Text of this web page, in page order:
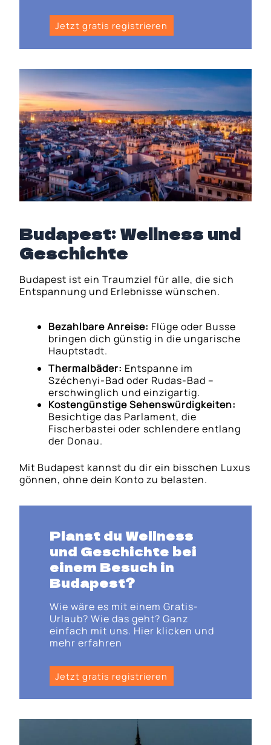
Jetzt gratis registrieren
Budapest: Wellness und
Geschichte
Budapest ist ein Traumziel für alle, die sich
Entspannung und Erlebnisse wünschen.
Bezahlbare Anreise: Flüge oder Busse
bringen dich günstig in die ungarische
Hauptstadt.
Thermalbäder: Entspanne im
Széchenyi-Bad oder Rudas-Bad –
erschwinglich und einzigartig.
Kostengünstige Sehenswürdigkeiten:
Besichtige das Parlament, die
Fischerbastei oder schlendere entlang
der Donau.
Mit Budapest kannst du dir ein bisschen Luxus
gönnen, ohne dein Konto zu belasten.
Planst du Wellness
und Geschichte bei
einem Besuch in
Budapest?
Wie wäre es mit einem Gratis-
Urlaub? Wie das geht? Ganz
einfach mit uns. Hier klicken und
mehr erfahren
Jetzt gratis registrieren